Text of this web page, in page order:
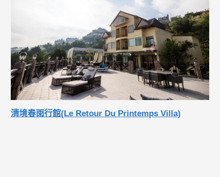
清境春雨行館(Le Retour Du Printemps Villa)